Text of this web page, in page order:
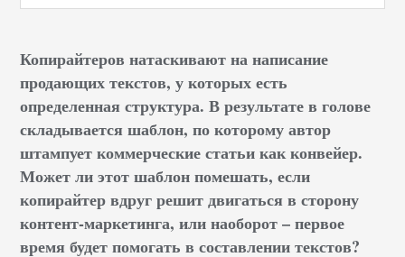
Копирайтеров натаскивают на написание
продающих текстов, у которых есть
определенная структура. В результате в голове
складывается шаблон, по которому автор
штампует коммерческие статьи как конвейер.
Может ли этот шаблон помешать, если
копирайтер вдруг решит двигаться в сторону
контент-маркетинга, или наоборот – первое
время будет помогать в составлении текстов?